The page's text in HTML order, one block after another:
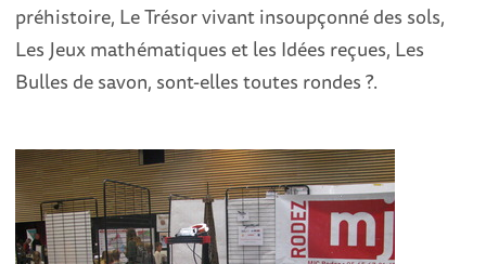
préhistoire, Le Trésor vivant insoupçonné des sols,
Les Jeux mathématiques et les Idées reçues, Les
Bulles de savon, sont-elles toutes rondes ?.